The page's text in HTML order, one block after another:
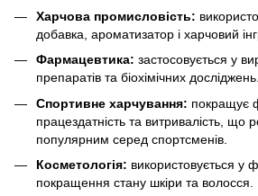
Харчова промисловість:
добавка, ароматизатор і харчовий
Фармацевтика: застосовується у
препаратів та біохімічних досліджень.
Спортивне харчування: покращує
працездатність та витривалість, що
популярним серед спортсменів.
Косметологія: використовується у
покращення стану шкіри та волосся.